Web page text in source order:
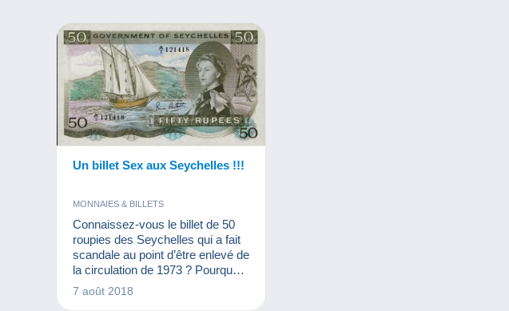
Un billet Sex aux Seychelles !!!
MONNAIES & BILLETS
Connaissez-vous le billet de 50
roupies des Seychelles qui a fait
scandale au point d’être enlevé de
la circulation de 1973 ? Pourquoi
? Parce qu’il est écrit « Sex »
7 août 2018